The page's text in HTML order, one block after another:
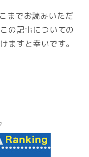
までお読みいただ
の記事についての
ますと幸いです。